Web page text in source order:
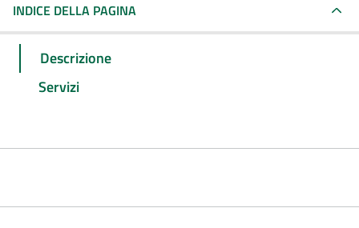
INDICE DELLA PAGINA
Descrizione
Servizi